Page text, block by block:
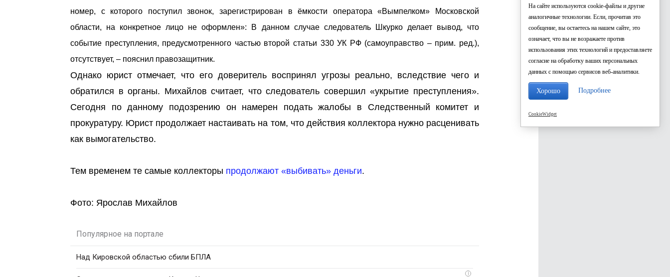
номер, с которого поступил звонок, зарегистрирован в ёмкости оператора «Вымпелком» Московской
области, на конкретное лицо не оформлен»: В данном случае следователь Шкурко делает вывод, что
событие преступления, предусмотренного частью второй статьи 330 УК РФ (самоуправство – прим. ред.),
отсутствует, – пояснил правозащитник.
Однако юрист отмечает, что его доверитель воспринял угрозы реально, вследствие чего и
обратился в органы. Михайлов считает, что следователь совершил «укрытие преступления».
Сегодня по данному подозрению он намерен подать жалобы в Следственный комитет и
прокуратуру. Юрист продолжает настаивать на том, что действия коллектора нужно расценивать
как вымогательство.
Тем временем те самые коллекторы продолжают «выбивать» деньги.
Фото: Ярослав Михайлов
Популярное на портале
Над Кировской областью сбили БПЛА
i
На сайте используются cookie-файлы и другие
аналогичные технологии. Если, прочитав это
сообщение, вы остаетесь на нашем сайте, это
означает, что вы не возражаете против
использования этих технологий и предоставляете
согласие на обработку ваших персональных
данных с помощью сервисов веб-аналитики.
Хорошо Подробнее
CookieWidget